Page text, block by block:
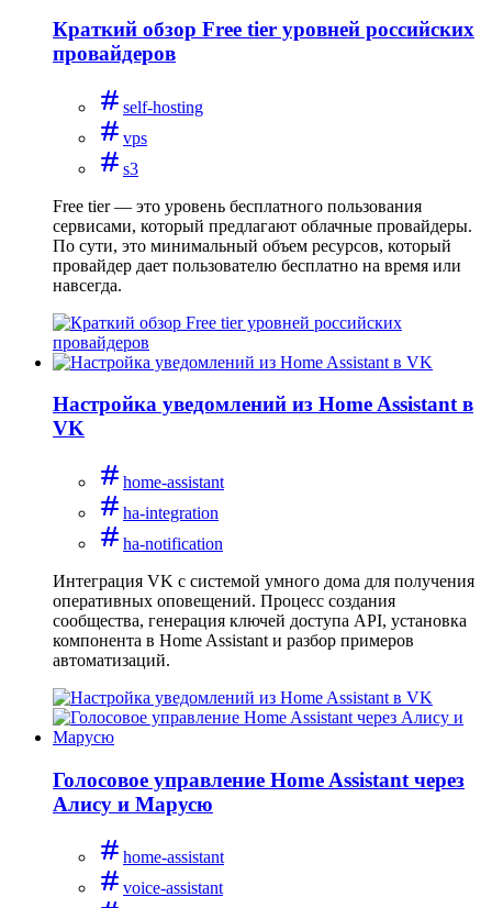
Краткий обзор Free tier уровней российских
провайдеров
self-hosting
vps
s3
Free tier — это уровень бесплатного пользования
сервисами, который предлагают облачные провайдеры.
По сути, это минимальный объем ресурсов, который
провайдер дает пользователю бесплатно на время или
навсегда.
Настройка уведомлений из Home Assistant в
VK
home-assistant
ha-integration
ha-notification
Интеграция VK с системой умного дома для получения
оперативных оповещений. Процесс создания
сообщества, генерация ключей доступа API, установка
компонента в Home Assistant и разбор примеров
автоматизаций.
Голосовое управление Home Assistant через
Алису и Марусю
home-assistant
voice-assistant